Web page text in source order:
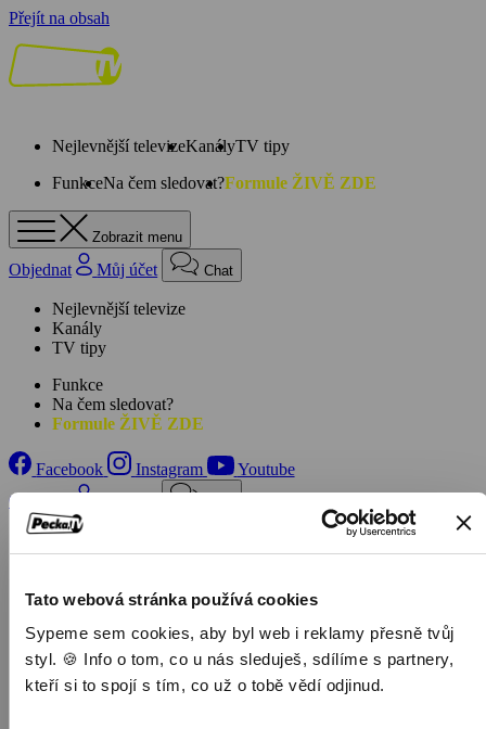
Tato webová stránka používá cookies
Sypeme sem cookies, aby byl web i reklamy přesně tvůj
styl. 🍪 Info o tom, co u nás sleduješ, sdílíme s partnery,
kteří si to spojí s tím, co už o tobě vědí odjinud.
Přejít na obsah
Nejlevnější televizeKanályTV tipy
FunkceNa čem sledovat?Formule ŽIVĚ ZDE
Zobrazit menu
Objednat Můj účet Chat
Nejlevnější televize
Kanály
TV tipy
Funkce
Na čem sledovat?
Formule ŽIVĚ ZDE
Facebook Instagram
Youtube
Objednat
Domů
/
/
/
Skvělý dr. Pol a velké finále